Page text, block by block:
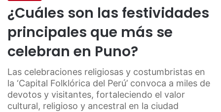
¿Cuáles son las festividades
principales que más se
celebran en Puno?
Las celebraciones religiosas y costumbristas en
la ‘Capital Folklórica del Perú’ convoca a miles de
devotos y visitantes, fortaleciendo el valor
cultural, religioso y ancestral en la ciudad